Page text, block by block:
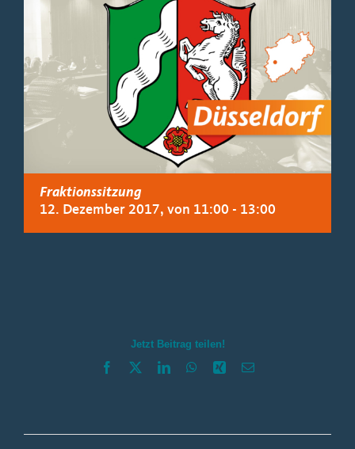
Fraktionssitzung
12. Dezember 2017, von 11:00 - 13:00
Jetzt Beitrag teilen!
Facebook LinkedInWhatsApp
Xing E-